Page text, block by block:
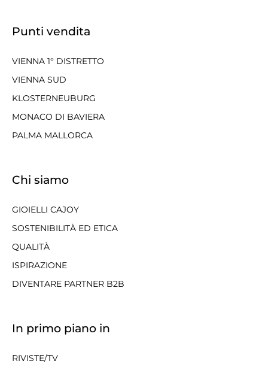
Punti vendita
VIENNA 1° DISTRETTO
VIENNA SUD
KLOSTERNEUBURG
MONACO DI BAVIERA
PALMA MALLORCA
Chi siamo
GIOIELLI CAJOY
SOSTENIBILITÀ ED ETICA
QUALITÀ
ISPIRAZIONE
DIVENTARE PARTNER B2B
In primo piano in
RIVISTE/TV